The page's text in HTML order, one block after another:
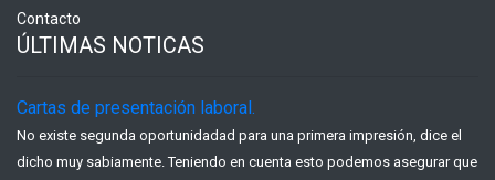
Contacto
ÚLTIMAS NOTICAS
Cartas de presentación laboral.
No existe segunda oportunidadad para una primera impresión, dice el
dicho muy sabiamente. Teniendo en cuenta esto podemos asegurar que